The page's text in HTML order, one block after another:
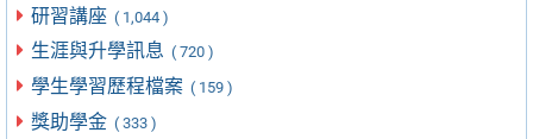
研習講座 ( 1,044 )
生涯與升學訊息 ( 720 )
學生學習歷程檔案 ( 159 )
獎助學金 ( 333 )